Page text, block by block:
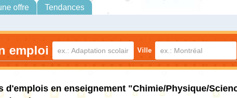
offre Tendances
emploi Ville
d'emplois en enseignement "Chimie/Physique/